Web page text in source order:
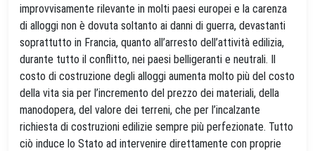
improvvisamente rilevante in molti paesi europei e la carenza
di alloggi non è dovuta soltanto ai danni di guerra, devastanti
soprattutto in Francia, quanto all’arresto dell’attività edilizia,
durante tutto il conflitto, nei paesi belligeranti e neutrali. Il
costo di costruzione degli alloggi aumenta molto più del costo
della vita sia per l’incremento del prezzo dei materiali, della
manodopera, del valore dei terreni, che per l’incalzante
richiesta di costruzioni edilizie sempre più perfezionate. Tutto
ciò induce lo Stato ad intervenire direttamente con proprie